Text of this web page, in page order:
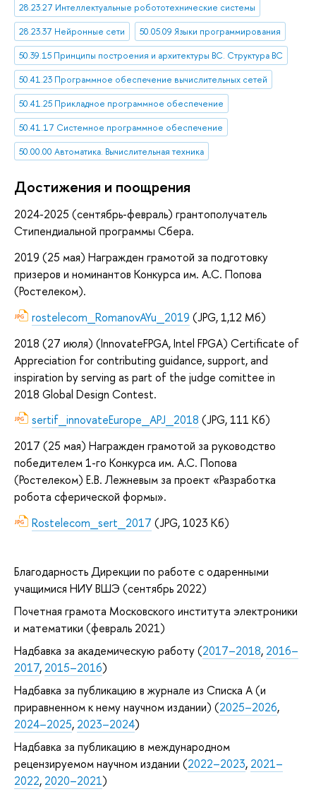
28.23.27 Интеллектуальные робототехнические системы
28.23.37 Нейронные сети
50.05.09 Языки программирования
50.39.15 Принципы построения и архитектуры ВС. Структура ВС
50.41.23 Программное обеспечение вычислительных сетей
50.41.25 Прикладное программное обеспечение
50.41.17 Системное программное обеспечение
50.00.00 Автоматика. Вычислительная техника
Достижения и поощрения
2024-2025 (сентябрь-февраль) грантополучатель
Стипендиальной программы Сбера.
2019 (25 мая) Награжден грамотой за подготовку
призеров и номинантов Конкурса им. А.С. Попова
(Ростелеком).
rostelecom_RomanovAYu_2019 (JPG, 1,12 Мб)
2018 (27 июля) (InnovateFPGA, Intel FPGA) Certificate of
Appreciation for contributing guidance, support, and
inspiration by serving as part of the judge comittee in
2018 Global Design Contest.
sertif_innovateEurope_APJ_2018 (JPG, 111 Кб)
2017 (25 мая) Награжден грамотой за руководство
победителем 1-го Конкурса им. А.С. Попова
(Ростелеком) Е.В. Лежневым за проект «Разработка
робота сферической формы».
Rostelecom_sert_2017 (JPG, 1023 Кб)
Благодарность Дирекции по работе с одаренными
учащимися НИУ ВШЭ (сентябрь 2022)
Почетная грамота Московского института электроники
и математики (февраль 2021)
Надбавка за академическую работу (2017–2018, 2016–
2017, 2015–2016)
Надбавка за публикацию в журнале из Списка А (и
приравненном к нему научном издании) (2025–2026,
2024–2025, 2023–2024)
Надбавка за публикацию в международном
рецензируемом научном издании (2022–2023, 2021–
2022, 2020–2021)